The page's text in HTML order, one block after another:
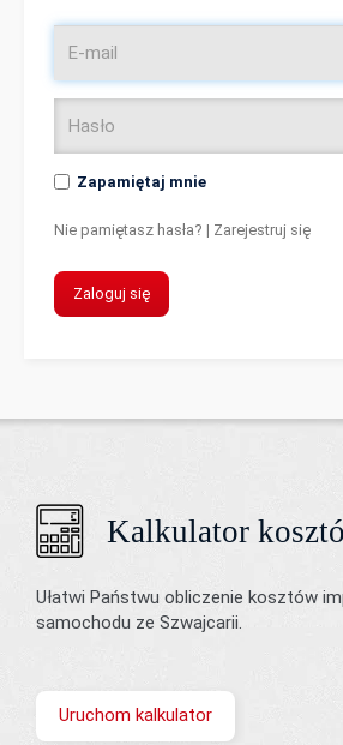
Zapamiętaj mnie
Nie pamiętasz hasła? | Zarejestruj się
Zaloguj się
Kalkulator
Ułatwi Państwu obliczenie kosztów
samochodu ze Szwajcarii.
Uruchom kalkulator